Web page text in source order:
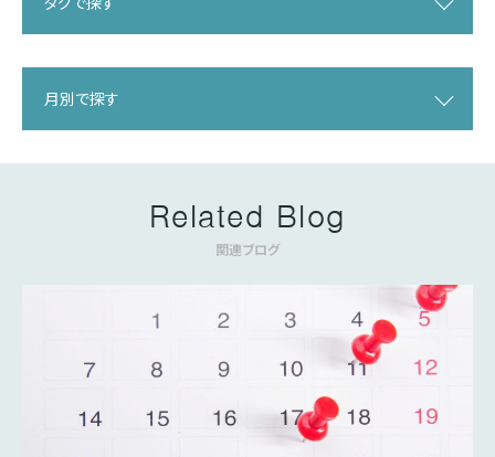
月別で探す
Related Blog
関連ブログ